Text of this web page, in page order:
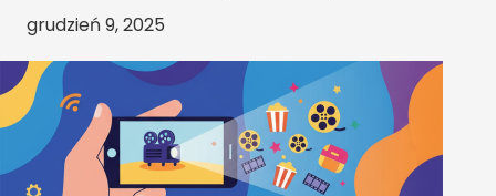
grudzień 9, 2025